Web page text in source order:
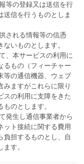
等の登録又は送信を行
送信を行うものとしま
される情報等の信憑
いものとします。
、本サービスの利用に
るもの（フィーチャー
等の通信機器、ウェブ
みますがこれらに限り
スの利用に支障をきた
のとします。
発生し通信事業者から
ット接続に関する費用
負担するものとし、自
す。